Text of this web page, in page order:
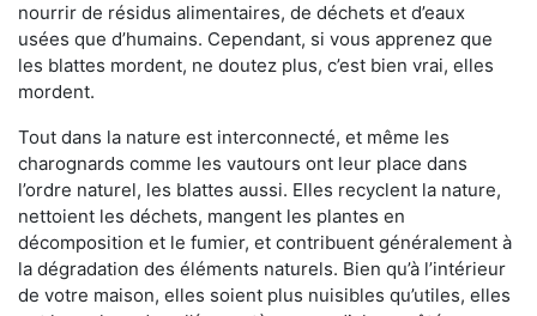
nourrir de résidus alimentaires, de déchets et d’eaux
usées que d’humains. Cependant, si vous apprenez que
les blattes mordent, ne doutez plus, c’est bien vrai, elles
mordent.
Tout dans la nature est interconnecté, et même les
charognards comme les vautours ont leur place dans
l’ordre naturel, les blattes aussi. Elles recyclent la nature,
nettoient les déchets, mangent les plantes en
décomposition et le fumier, et contribuent généralement à
la dégradation des éléments naturels. Bien qu’à l’intérieur
de votre maison, elles soient plus nuisibles qu’utiles, elles